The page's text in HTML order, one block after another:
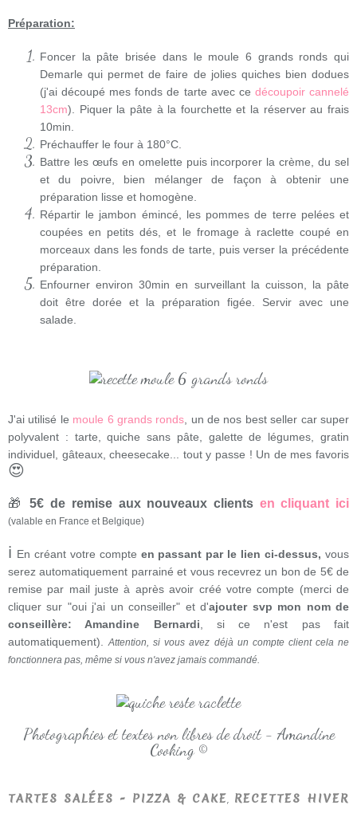
Préparation:
Foncer la pâte brisée dans le moule 6 grands ronds qui
Demarle qui permet de faire de jolies quiches bien dodues
(j'ai découpé mes fonds de tarte avec ce découpoir cannelé
13cm). Piquer la pâte à la fourchette et la réserver au frais
10min.
Préchauffer le four à 180°C.
Battre les œufs en omelette puis incorporer la crème, du sel
et du poivre, bien mélanger de façon à obtenir une
préparation lisse et homogène.
Répartir le jambon émincé, les pommes de terre pelées et
coupées en petits dés, et le fromage à raclette coupé en
morceaux dans les fonds de tarte, puis verser la précédente
préparation.
Enfourner environ 30min en surveillant la cuisson, la pâte
doit être dorée et la préparation figée. Servir avec une
salade.
J'ai utilisé le moule 6 grands ronds , un de nos best seller car super
polyvalent : tarte, quiche sans pâte, galette de légumes, gratin
individuel, gâteaux, cheesecake... tout y passe ! Un de mes favoris
😍
🎁 5€ de remise aux nouveaux clients en cliquant ici
(valable en France et Belgique)
ℹ En créant votre compte en passant par le lien ci-dessus, vous
serez automatiquement parrainé et vous recevrez un bon de 5€ de
remise par mail juste à après avoir créé votre compte (merci de
cliquer sur "oui j'ai un conseiller" et d'ajouter svp mon nom de
conseillère: Amandine Bernardi , si ce n'est pas fait
automatiquement).Attention, si vous avez déjà un compte client cela ne
fonctionnera pas, même si vous n'avez jamais commandé.
Photographies et textes non libres de droit - Amandine
Cooking ©
TARTES SALÉES - PIZZA & CAKE, RECETTES HIVER